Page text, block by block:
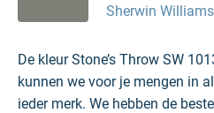
Sherwin Williams
De kleur Stone’s Throw SW
kunnen we voor je mengen in
ieder merk. We hebben de